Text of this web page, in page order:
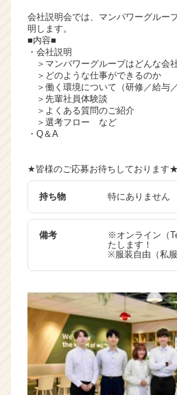
e
会社説明会では、マンパワーグルー
明します。
■内容■
・会社説明
＞マンパワーグループはどんな会
＞どのような仕事ができるのか
＞働く環境について（研修／給与
＞先輩社員体験談
＞よくある質問のご紹介
＞選考フロー など
・Q＆A
★皆様のご応募お待ちしております★
持ち物 特にありません
備考
※オンライン（
たします！
※服装自由（私